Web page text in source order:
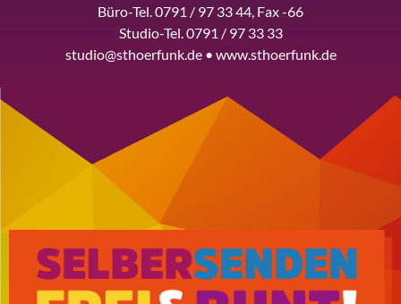
Büro-Tel. 0791 / 97 33 44, Fax -66
Studio-Tel. 0791 / 97 33 33
studio@sthoerfunk.de • www.sthoerfunk.de